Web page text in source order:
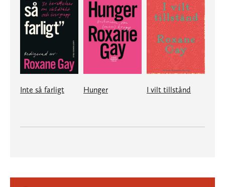
Inte så farligt Hunger I vilt tillstånd